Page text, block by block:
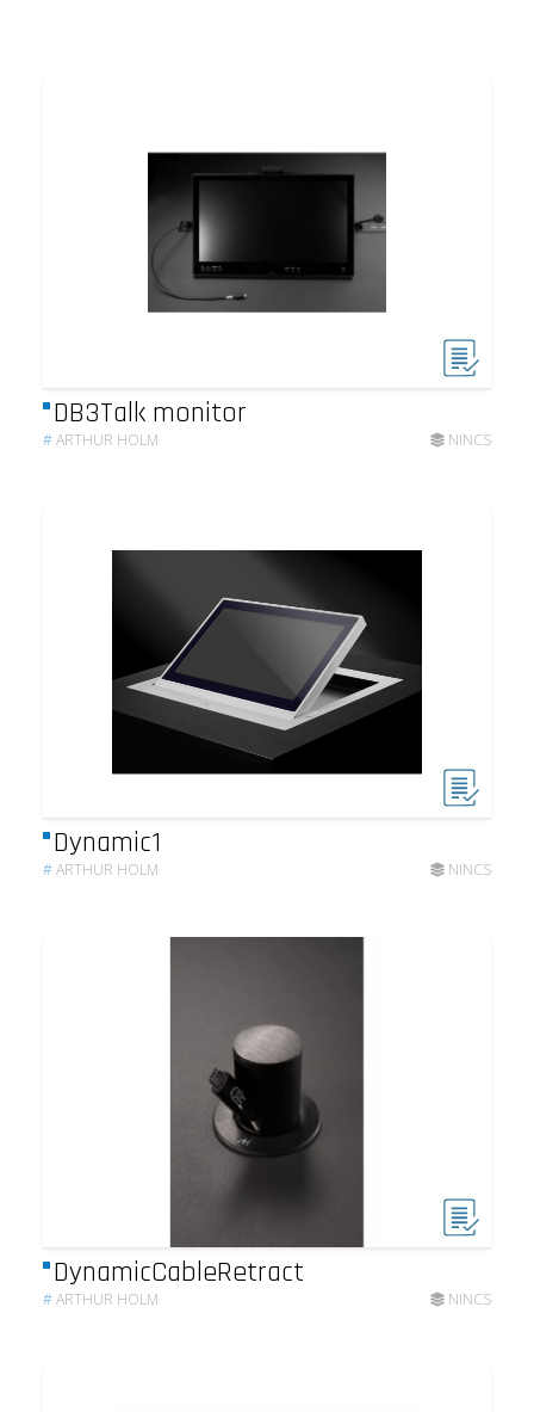
DB3Talk monitor
#ARTHUR HOLM NINCS
Dynamic1
#ARTHUR HOLM NINCS
DynamicCableRetract
#ARTHUR HOLM NINCS